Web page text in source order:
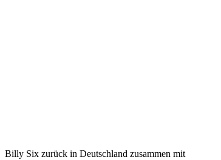
Billy Six zurück in Deutschland zusammen mit